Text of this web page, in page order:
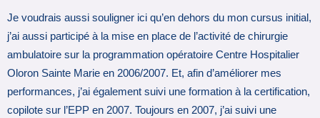
Je voudrais aussi souligner ici qu’en dehors du mon cursus initial,
j’ai aussi participé à la mise en place de l’activité de chirurgie
ambulatoire sur la programmation opératoire Centre Hospitalier
Oloron Sainte Marie en 2006/2007. Et, afin d’améliorer mes
performances, j’ai également suivi une formation à la certification,
copilote sur l’EPP en 2007. Toujours en 2007, j’ai suivi une